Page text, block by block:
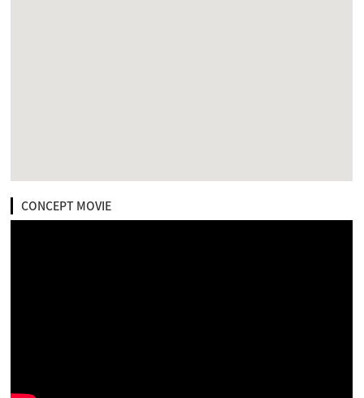
CONCEPT MOVIE